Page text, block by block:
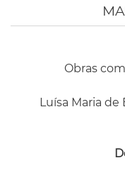
Obras
Luísa Maria de